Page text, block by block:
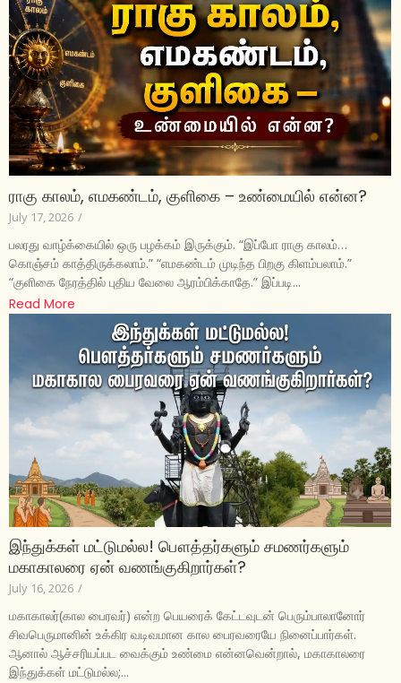
ராகு காலம், எமகண்டம், குளிகை – உண்மையில் என்ன?
July 17, 2026 /
பலரது வாழ்க்கையில் ஒரு பழக்கம் இருக்கும். “இப்போ ராகு காலம்…
கொஞ்சம் காத்திருக்கலாம்.” “எமகண்டம் முடிந்த பிறகு கிளம்பலாம்.”
“குளிகை நேரத்தில் புதிய வேலை ஆரம்பிக்காதே.” இப்படி...
Read More
இந்துக்கள் மட்டுமல்ல! பௌத்தர்களும் சமணர்களும்
மகாகாலரை ஏன் வணங்குகிறார்கள்?
July 16, 2026 /
மகாகாலர்(கால பைரவர்) என்ற பெயரைக் கேட்டவுடன் பெரும்பாலானோர்
சிவபெருமானின் உக்கிர வடிவமான கால பைரவரையே நினைப்பார்கள்.
ஆனால் ஆச்சரியப்பட வைக்கும் உண்மை என்னவென்றால், மகாகாலரை
இந்துக்கள் மட்டுமல்ல;...